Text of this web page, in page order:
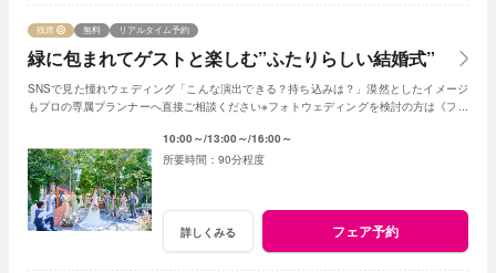
緑に包まれてゲストと楽しむ”ふたりらしい結婚式”
残席 無料 リアルタイム予約
SNSで見た憧れウェディング「こんな演出できる？持ち込みは？」漠然としたイメージ
もプロの専属プランナーへ直接ご相談ください※フォトウェディングを検討の方は《フォ
10:00～ 13:00～ 16:00～
90分程度
詳しくみる フェア予約